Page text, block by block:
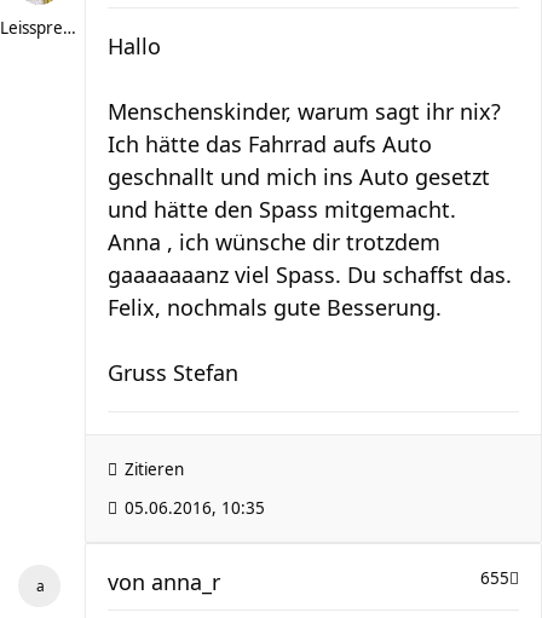
Leissprecher
Hallo
Menschenskinder, warum sagt ihr nix?
Ich hätte das Fahrrad aufs Auto
geschnallt und mich ins Auto gesetzt
und hätte den Spass mitgemacht.
Anna , ich wünsche dir trotzdem
gaaaaaaanz viel Spass. Du schaffst das.
Felix, nochmals gute Besserung.
Gruss Stefan
Zitieren
05.06.2016, 10:35
655
von anna_r